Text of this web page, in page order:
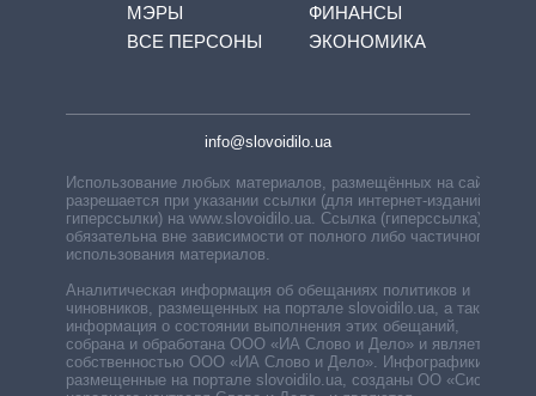
МЭРЫ
ВСЕ ПЕРСОНЫ
ФИНАНСЫ
ЭКОНОМИКА
info@slovoidilo.ua
Использование любых материалов, размещённых на сайте,
разрешается при указании ссылки (для интернет-изданий —
гиперссылки) на www.slovoidilo.ua. Ссылка (гиперссылка)
обязательна вне зависимости от полного либо частичного
использования материалов.
Аналитическая информация об обещаниях политиков и
чиновников, размещенных на портале slovoidilo.ua, а также
информация о состоянии выполнения этих обещаний,
собрана и обработана ООО «ИА Слово и Дело» и является
собственностью ООО «ИА Слово и Дело». Инфографики,
размещенные на портале slovoidilo.ua, созданы ОО «Система